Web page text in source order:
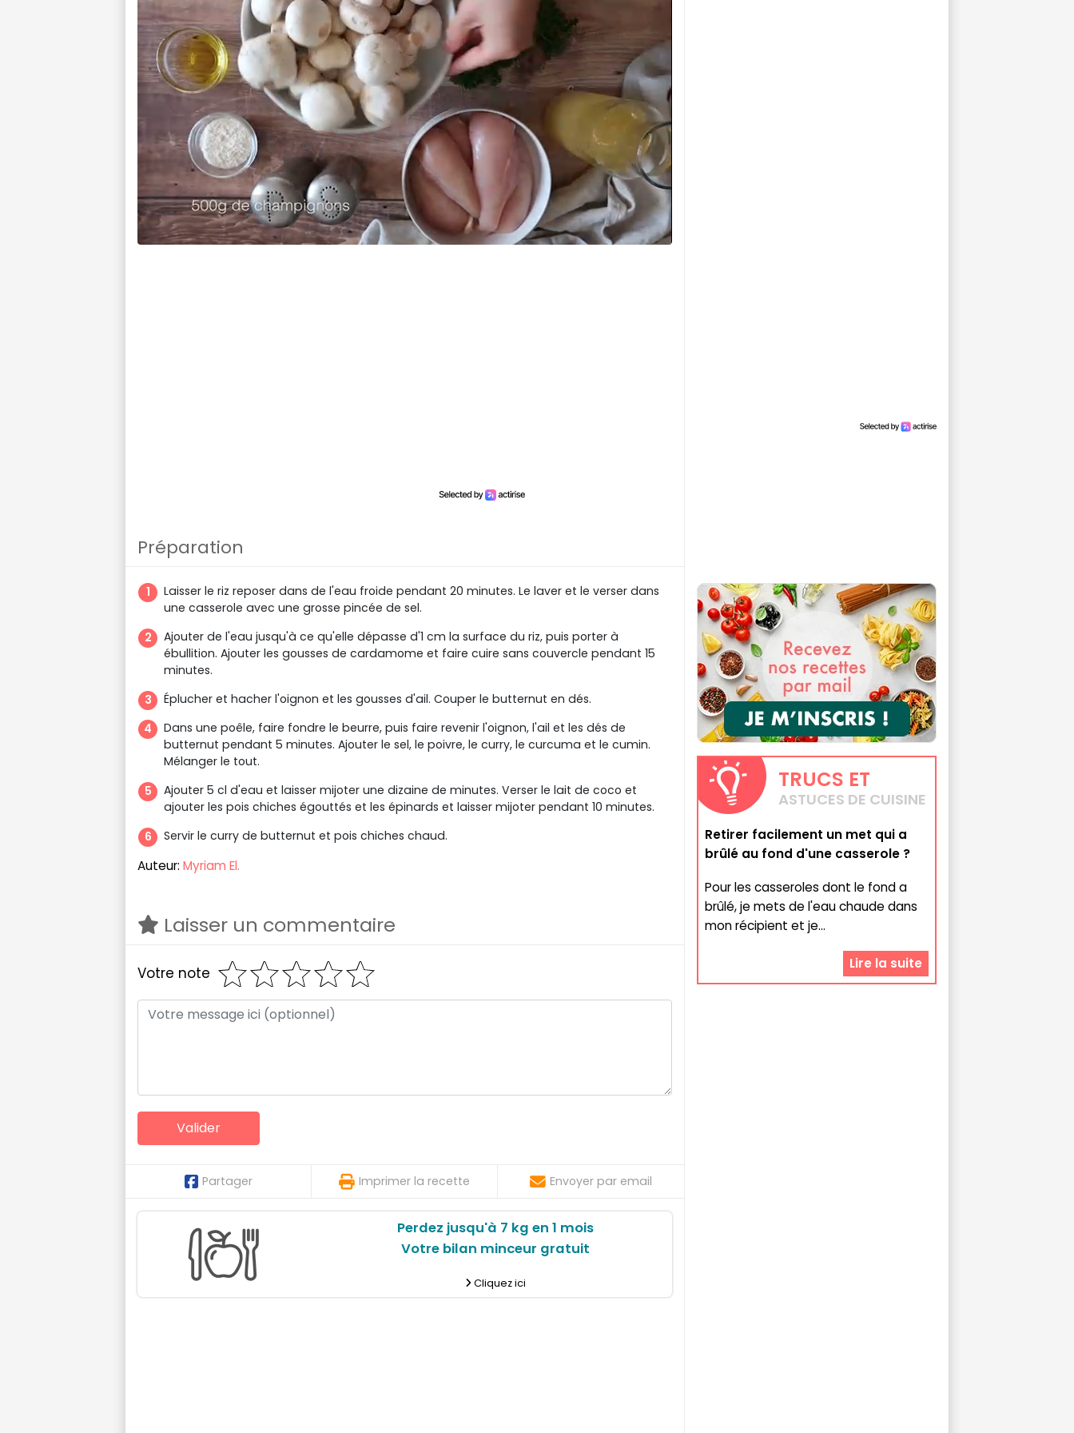
Préparation
Laisser le riz reposer dans de l'eau froide pendant 20 minutes. Le laver et le verser dans
une casserole avec une grosse pincée de sel.
Ajouter de l'eau jusqu'à ce qu'elle dépasse d'1 cm la surface du riz, puis porter à
ébullition. Ajouter les gousses de cardamome et faire cuire sans couvercle pendant 15
minutes.
Éplucher et hacher l'oignon et les gousses d'ail. Couper le butternut en dés.
Dans une poêle, faire fondre le beurre, puis faire revenir l'oignon, l'ail et les dés de
butternut pendant 5 minutes. Ajouter le sel, le poivre, le curry, le curcuma et le cumin.
Mélanger le tout.
Ajouter 5 cl d'eau et laisser mijoter une dizaine de minutes. Verser le lait de coco et
ajouter les pois chiches égouttés et les épinards et laisser mijoter pendant 10 minutes.
Servir le curry de butternut et pois chiches chaud.
Auteur: Myriam El.
Laisser un commentaire
Votre note
Partager Imprimer la recette Envoyer par email
Perdez jusqu'à 7 kg en 1 mois
Votre bilan minceur gratuit
Cliquez ici
TRUCS ET
ASTUCES DE CUISINE
Retirer facilement un met qui a
brûlé au fond d'une casserole ?
Pour les casseroles dont le fond a
brûlé, je mets de l'eau chaude dans
mon récipient et je...
Lire la suite